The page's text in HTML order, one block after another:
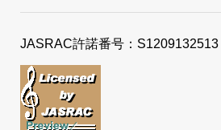
JASRAC許諾番号：S1209132513